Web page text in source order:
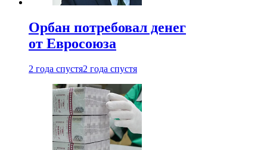
Орбан потребовал денег
от Евросоюза
2 года спустя2 года спустя